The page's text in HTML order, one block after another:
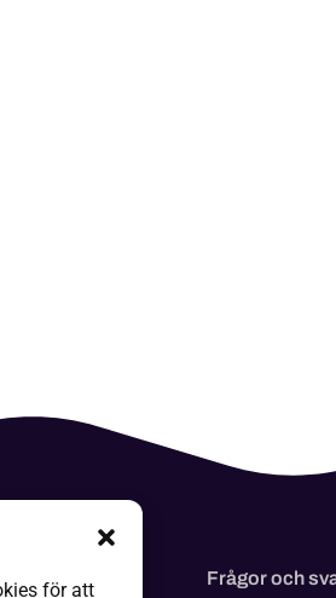
för att
kommer Frågor och